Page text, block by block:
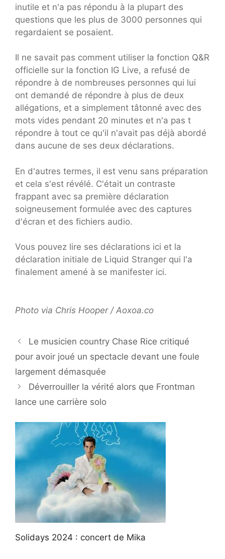
inutile et n'a pas répondu à la plupart des
questions que les plus de 3000 personnes qui
regardaient se posaient.
Il ne savait pas comment utiliser la fonction Q&R
officielle sur la fonction IG Live, a refusé de
répondre à de nombreuses personnes qui lui
ont demandé de répondre à plus de deux
allégations, et a simplement tâtonné avec des
mots vides pendant 20 minutes et n'a pas t
répondre à tout ce qu'il n'avait pas déjà abordé
dans aucune de ses deux déclarations.
En d'autres termes, il est venu sans préparation
et cela s'est révélé. C'était un contraste
frappant avec sa première déclaration
soigneusement formulée avec des captures
d'écran et des fichiers audio.
Vous pouvez lire ses déclarations ici et la
déclaration initiale de Liquid Stranger qui l'a
finalement amené à se manifester ici.
Photo via Chris Hooper / Aoxoa.co
Le musicien country Chase Rice critiqué
pour avoir joué un spectacle devant une foule
largement démasquée
Déverrouiller la vérité alors que Frontman
lance une carrière solo
Solidays 2024 : concert de Mika